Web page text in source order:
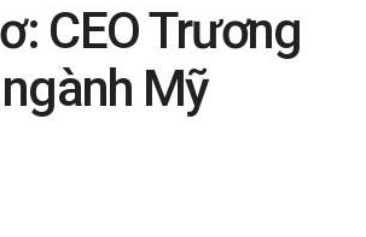
CEO Trương
Mỹ